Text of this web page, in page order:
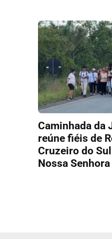
Caminhada da
reúne fiéis de
Cruzeiro do
Nossa